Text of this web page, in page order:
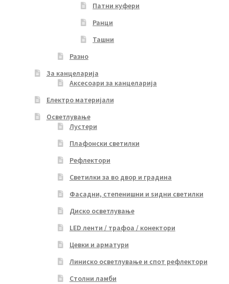
Патни куфери
Ранци
Ташни
Разно
За канцеларија
Аксесоари за канцеларија
Електро материјали
Осветлување
Лустери
Плафонски светилки
Рефлектори
Светилки за во двор и градина
Фасадни, степенишни и ѕидни светилки
Диско осветлување
LED ленти / трафоа / конектори
Цевки и арматури
Линиско осветлување и спот рефлектори
Столни ламби